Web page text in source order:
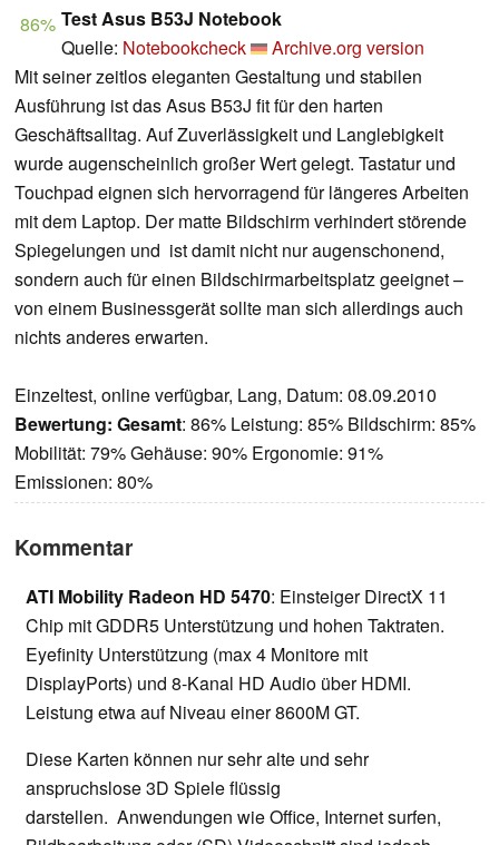
86% Test Asus B53J Notebook
Quelle: Notebookcheck
Archive.org version
Mit seiner zeitlos eleganten Gestaltung und stabilen
Ausführung ist das Asus B53J fit für den harten
Geschäftsalltag. Auf Zuverlässigkeit und Langlebigkeit
wurde augenscheinlich großer Wert gelegt. Tastatur und
Touchpad eignen sich hervorragend für längeres Arbeiten
mit dem Laptop. Der matte Bildschirm verhindert störende
Spiegelungen und ist damit nicht nur augenschonend,
sondern auch für einen Bildschirmarbeitsplatz geeignet –
von einem Businessgerät sollte man sich allerdings auch
nichts anderes erwarten.
Einzeltest, online verfügbar, Lang, Datum: 08.09.2010
Bewertung: Gesamt: 86% Leistung: 85% Bildschirm: 85%
Mobilität: 79% Gehäuse: 90% Ergonomie: 91%
Emissionen: 80%
Kommentar
ATI Mobility Radeon HD 5470: Einsteiger DirectX 11
Chip mit GDDR5 Unterstützung und hohen Taktraten.
Eyefinity Unterstützung (max 4 Monitore mit
DisplayPorts) und 8-Kanal HD Audio über HDMI.
Leistung etwa auf Niveau einer 8600M GT.
Diese Karten können nur sehr alte und sehr
anspruchslose 3D Spiele flüssig
darstellen. Anwendungen wie Office, Internet surfen,